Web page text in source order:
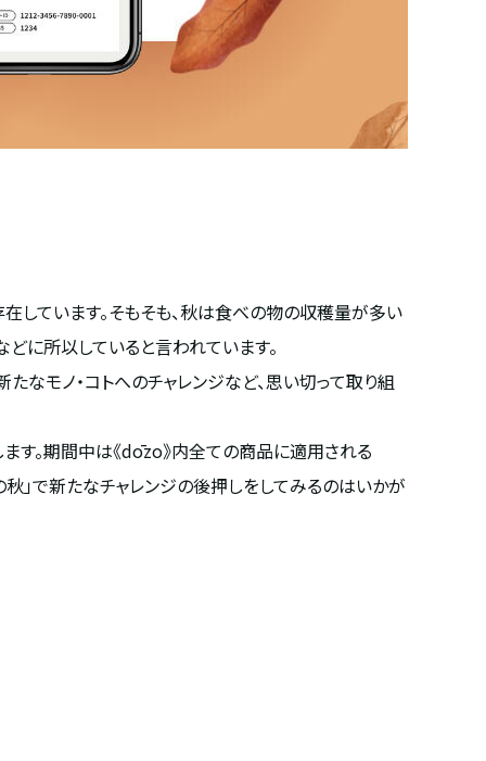
存在しています。そもそも、秋は食べの物の収穫量が多い
どに所以していると言われています。
なモノ・コトへのチャレンジなど、思い切って取り組
す。期間中は《dōzo》内全ての商品に適用される
」で新たなチャレンジの後押しをしてみるのはいかが